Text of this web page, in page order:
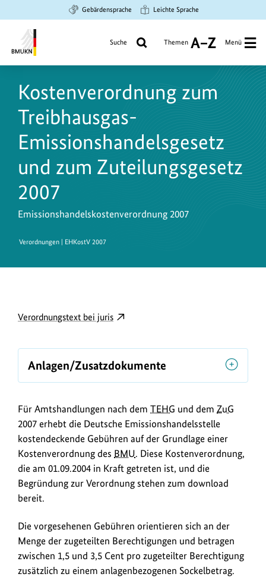
Hauptinhalt
springen
Suche
springen
Hauptnavigation
springen
Gebärdensprache Leichte Sprache
Umwelt,
Naturschutz
und
nukleare
Sicherheit
Suche Themen
A
Z
Menü
Kostenverordnung zum
Treibhausgas-
Emissionshandelsgesetz
und zum Zuteilungsgesetz
2007
Emissionshandelskostenverordnung 2007
Verordnungen | EHKostV 2007
D
w
l
a
d
s
/
L
i
n
k
s
Verordnungstext bei jurisexterner
in
neuem
bei
juris
Anlagen/Zusatzdokumente
Für Amtshandlungen nach dem TEHG und dem ZuG
2007 erhebt die Deutsche Emissionshandelsstelle
kostendeckende Gebühren auf der Grundlage einer
Kostenverordnung des BMU. Diese Kostenverordnung,
die am 01.09.2004 in Kraft getreten ist, und die
Begründung zur Verordnung stehen zum download
bereit.
Die vorgesehenen Gebühren orientieren sich an der
Menge der zugeteilten Berechtigungen und betragen
zwischen 1,5 und 3,5 Cent pro zugeteilter Berechtigung
zusätzlich zu einem anlagenbezogenen Sockelbetrag.